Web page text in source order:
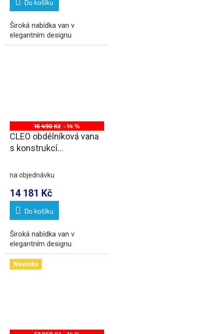
Do košíku
Široká nabídka van v
elegantním designu
16 490 Kč –14 %
CLEO obdélníková vana
s konstrukcí
na objednávku
14 181 Kč
Do košíku
Široká nabídka van v
elegantním designu
Novinka